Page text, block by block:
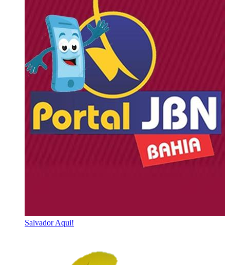
Salvador Aqui!